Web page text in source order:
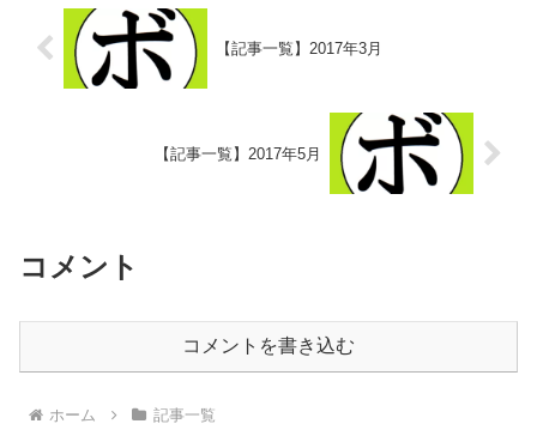
【記事一覧】2017年3月
【記事一覧】2017年5月
コメント
コメントを書き込む
ホーム 記事一覧